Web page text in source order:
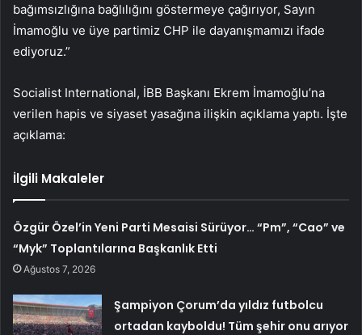
bağımsızlığına bağlılığını göstermeye çağırıyor, Sayın
İmamoğlu ve üye partimiz CHP ile dayanışmamızı ifade
ediyoruz.”
Socialist International, İBB Başkanı Ekrem İmamoğlu’na
verilen hapis ve siyaset yasağına ilişkin açıklama yaptı. İşte
açıklama:
İlgili Makaleler
Özgür Özel’in Yeni Parti Mesaisi Sürüyor… “Pm”, “Cao” ve
“Myk” Toplantılarına Başkanlık Etti
Ağustos 7, 2026
Şampiyon Çorum’da yıldız futbolcu
ortadan kayboldu! Tüm şehir onu arıyor